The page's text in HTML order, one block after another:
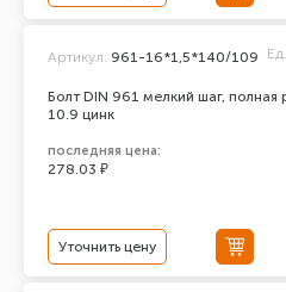
Болт DIN 961 мелкий шаг,
10.9 цинк
Артикул: 961-16*1,5*140/109
последняя цена:
278.03 ₽
Уточнить цену